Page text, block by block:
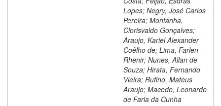
Lopes; Negry, José Carlos
Pereira; Montanha,
Clorisvaldo Gonçalves;
Araujo, Kariel Alexander
Coêlho de; Lima, Farlen
Rhenir; Nunes, Allan de
Souza; Hirata, Fernando
Vieira; Rufino, Mateus
Araujo; Macedo, Leonardo
de Faria da Cunha